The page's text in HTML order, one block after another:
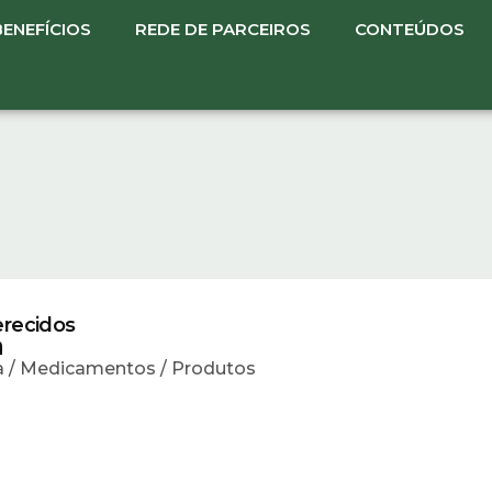
REDE DE PARCEIROS CONTEÚDOS
/ Medicamentos / Produtos